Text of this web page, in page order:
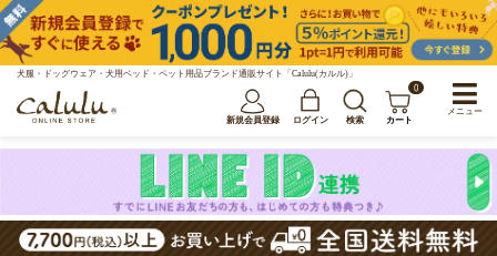
犬服・ドッグウェア・犬用ベッド・ペット用品ブランド通販サイト「Calulu(カルル)」
新規会員登録 ログイン 検索
0
カート
メニュー